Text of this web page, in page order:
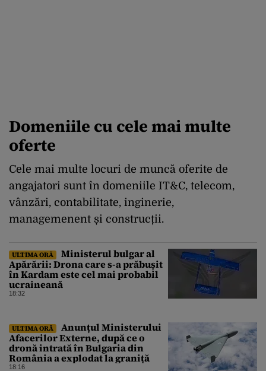
Domeniile cu cele mai multe
oferte
Cele mai multe locuri de muncă oferite de
angajatori sunt în domeniile IT&C, telecom,
vânzări, contabilitate, inginerie,
managemenent și construcții.
ULTIMA ORĂ
Ministerul bulgar al
Apărării: Drona care s-a prăbușit
în Kardam este cel mai probabil
ucraineană
18:32
ULTIMA ORĂ
Anunțul Ministerului
Afacerilor Externe, după ce o
dronă intrată în Bulgaria din
România a explodat la graniță
18:16